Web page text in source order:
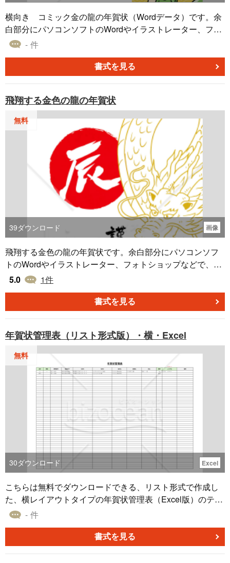
横向き コミック金の龍の年賀状（Wordデータ）です。余
白部分にパソコンソフトのWordやイラストレーター、フォ
トショップなどで、挨拶文、郵便番号、ご住所、電話番
ト、ポスター、ハガキ、フライヤー、お店のチラシなどに
も使用できるお正月、年末年始、年賀状素材です。
- 件
書式を見る
飛翔する金色の龍の年賀状
無料
39ダウンロード 画像
飛翔する金色の龍の年賀状です。余白部分にパソコンソフ
トのWordやイラストレーター、フォトショップなどで、挨
拶文、郵便番号、ご住所、電話番号、名前などを入力して
フライヤー、お店のチラシなどにも使用できるお正月、年
末年始、年賀状素材です。
5.0 1件
書式を見る
年賀状管理表（リスト形式版）・横・Excel
無料
30ダウンロード Excel
こちらは無料でダウンロードできる、リスト形式で作成し
た、横レイアウトタイプの年賀状管理表（Excel版）のテン
プレートです。 年賀状管理表とは年賀状の送付・受け取り
付状況などの情報を記入します。 年賀状管理表を作成して
おけば、誰に送ったか、どの住所に送ったかを一目で確認
- 件
書式を見る